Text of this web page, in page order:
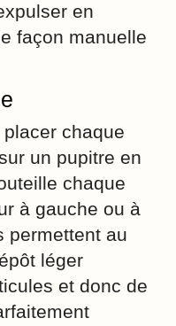
en
façon manuelle
chaque
un pupitre en
chaque
à gauche ou à
permettent au
léger
et donc de